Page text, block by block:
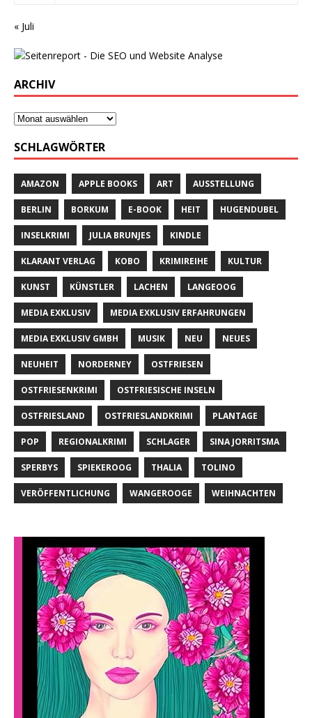
« Juli
ARCHIV
SCHLAGWÖRTER
AMAZON APPLE BOOKS ART AUSSTELLUNG
BERLIN BORKUM E-BOOK HEIT HUGENDUBEL
INSELKRIMI JULIA BRUNJES KINDLE
KLARANT VERLAG KOBO KRIMIREIHE KULTUR
KUNST KÜNSTLER LACHEN LANGEOOG
MEDIA EXKLUSIV MEDIA EXKLUSIV ERFAHRUNGEN
MEDIA EXKLUSIV GMBH MUSIK NEU NEUES
NEUHEIT NORDERNEY OSTFRIESEN
OSTFRIESENKRIMI OSTFRIESISCHE INSELN
OSTFRIESLAND OSTFRIESLANDKRIMI PLANTAGE
POP REGIONALKRIMI SCHLAGER SINA JORRITSMA
SPERBYS SPIEKEROOG THALIA TOLINO
VERÖFFENTLICHUNG WANGEROOGE WEIHNACHTEN